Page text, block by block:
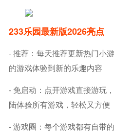
233乐园最新版2026亮点
- 推荐：每天推荐更新热门小
的游戏体验到新的乐趣内容
- 免启动：点开游戏直接游玩
陆体验所有游戏，轻松又方便
- 游戏圈：每个游戏都有自带